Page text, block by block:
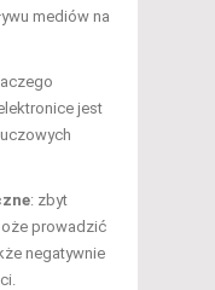
mediów na
jest
: zbyt
prowadzić
negatywnie